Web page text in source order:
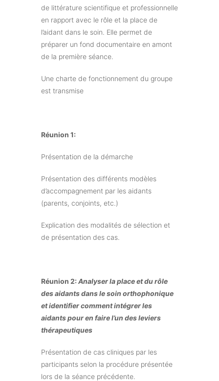
de littérature scientifique et professionnelle
en rapport avec le rôle et la place de
l’aidant dans le soin. Elle permet de
préparer un fond documentaire en amont
de la première séance.
Une charte de fonctionnement du groupe
est transmise
Réunion 1:
Présentation de la démarche
Présentation des différents modèles
d’accompagnement par les aidants
(parents, conjoints, etc.)
Explication des modalités de sélection et
de présentation des cas.
Réunion 2:Analyser la place et du rôle
des aidants dans le soin orthophonique
et identifier comment intégrer les
aidants pour en faire l’un des leviers
thérapeutiques
Présentation de cas cliniques par les
participants selon la procédure présentée
lors de la séance précédente.